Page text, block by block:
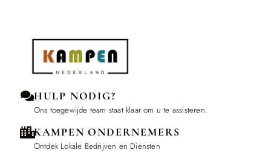
HULP NODIG?
Ons toegewijde team staat klaar om u te assisteren.
KAMPEN ONDERNEMERS
Ontdek Lokale Bedrijven en Diensten